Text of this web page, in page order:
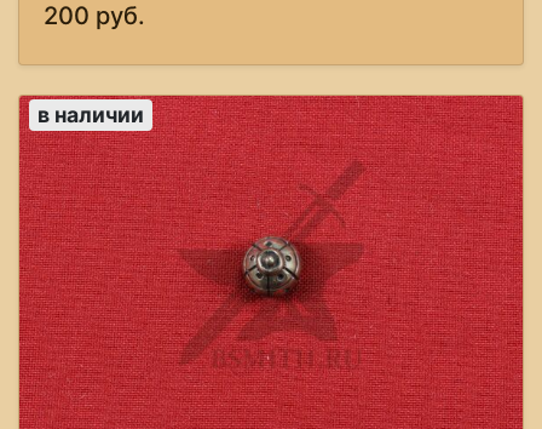
200 руб.
в наличии